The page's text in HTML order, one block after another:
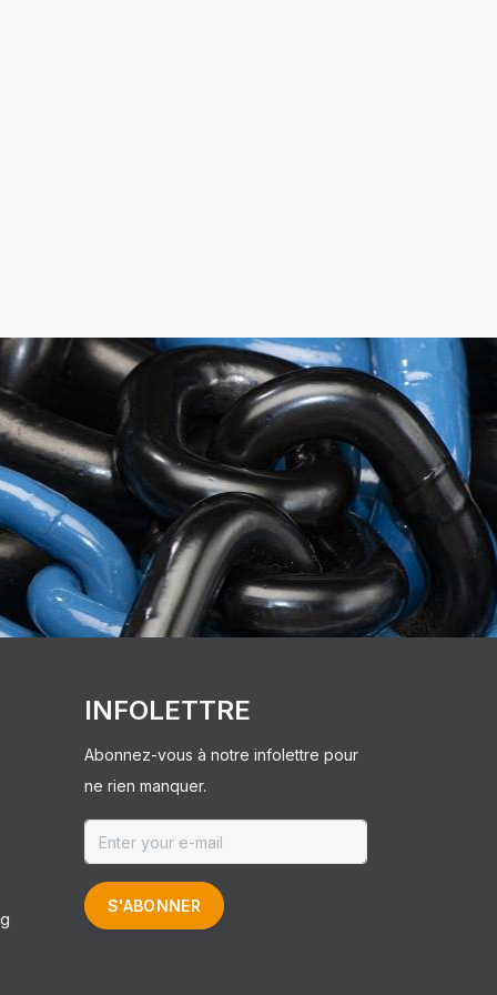
INFOLETTRE
Abonnez-vous à notre infolettre pour
ne rien manquer.
S'ABONNER